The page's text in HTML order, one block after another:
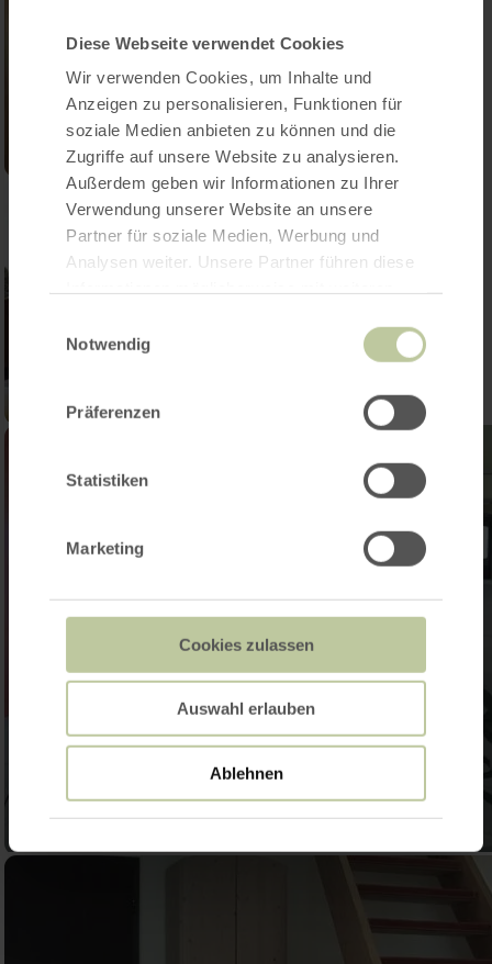
Diese Webseite verwendet Cookies
Wir verwenden Cookies, um Inhalte und
Anzeigen zu personalisieren, Funktionen für
soziale Medien anbieten zu können und die
Zugriffe auf unsere Website zu analysieren.
Außerdem geben wir Informationen zu Ihrer
Verwendung unserer Website an unsere
Partner für soziale Medien, Werbung und
Analysen weiter. Unsere Partner führen diese
haben oder die sie im Rahmen Ihrer Nutzung
Notwendig
Präferenzen
Statistiken
Marketing
Cookies zulassen
Auswahl erlauben
Ablehnen